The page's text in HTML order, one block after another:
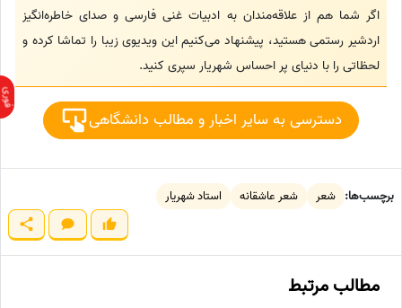
اگر شما هم از علاقه‌مندان به ادبیات غنی فارسی و صدای خاطره‌انگیز
اردشیر رستمی هستید، پیشنهاد می‌کنیم این ویدیوی زیبا را تماشا کرده و
لحظاتی را با دنیای پر احساس شهریار سپری کنید.
دسترسی به سایر اخبار و مطالب دانشگاهی
برچسب‌ها: شعر شعر عاشقانه استاد شهریار
مطالب مرتبط